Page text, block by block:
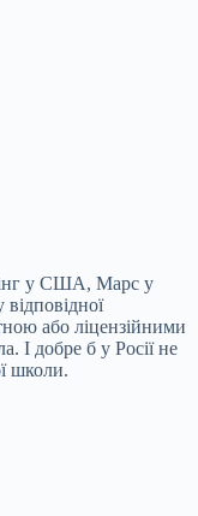
у США, Марс у
або ліцензійними
І добре б у Росії не
школи.